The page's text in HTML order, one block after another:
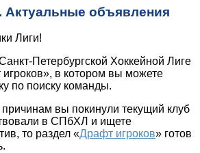
Актуальные объявления
Лиги!
Петербургской Хоккейной Лиге
в котором вы можете
по поиску команды.
вы покинули текущий клуб
в СПбХЛ и ищете
то раздел «Драфт игроков» готов